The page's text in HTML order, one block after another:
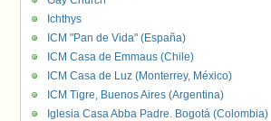
Ichthys
ICM "Pan de Vida" (España)
ICM Casa de Emmaus (Chile)
ICM Casa de Luz (Monterrey, México)
ICM Tigre, Buenos Aires (Argentina)
Iglesia Casa Abba Padre. Bogotá (Colombia)